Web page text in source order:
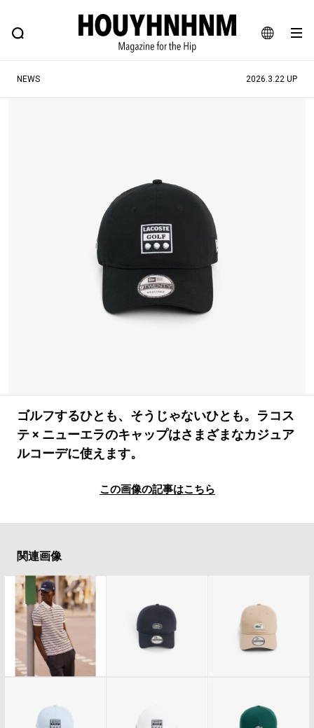
JA
EN
FEATURE BLOG SNAP
ヒップなファッション、カルチャー、ライフスタイルWEBマガジン
#古着サミット
#マイナーグッド図鑑
#路地裏てぃーん。 #MONTHLY JOURNAL
#GH 銘品の所以 #フイナムのYouTube
#Commune H #FOCUS IT #AH.H
#FASHION #MUSIC
#SNEAKER #OUTDOOR
NEWS 2026.3.22 UP
ゴルフするひとも、そうじゃないひとも。ラコス
テ × ニューエラのキャップはさまざまなカジュア
ルコーデに使えます。
この画像の記事はこちら
関連画像